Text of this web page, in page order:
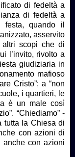
di fedeltà a
di fedeltà a
festa, quando il
asservito
scopi che di
l’invito, rivolto a
giudiziaria in
mafioso
Cristo”; a “non
i quartieri, le
è un male così
“Chiediamo” -
tutta la Chiesa di
con azioni di
anche con azioni